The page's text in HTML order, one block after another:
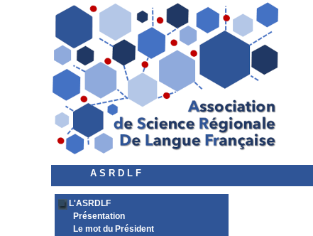
A S R D L F
L'ASRDLF
Présentation
Le mot du Président